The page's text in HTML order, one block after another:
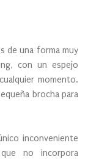
de una forma muy
con un espejo
momento.
brocha para
inconveniente
no incorpora